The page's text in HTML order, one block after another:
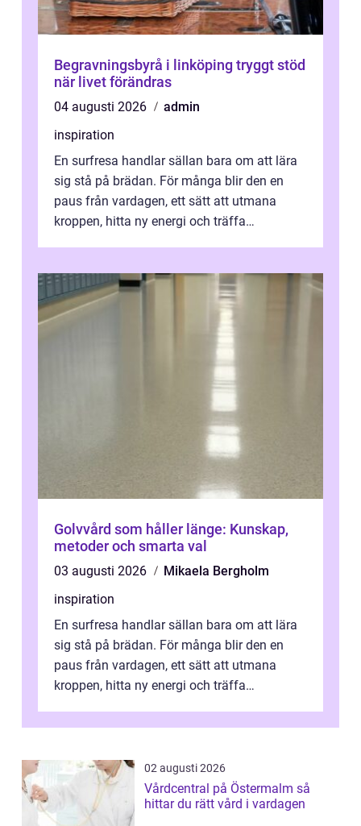
Begravningsbyrå i linköping tryggt stöd
när livet förändras
04 augusti 2026
admin
inspiration
En surfresa handlar sällan bara om att lära
sig stå på brädan. För många blir den en
paus från vardagen, ett sätt att utmana
kroppen, hitta ny energi och träffa
Golvvård som håller länge: Kunskap,
metoder och smarta val
03 augusti 2026
Mikaela Bergholm
inspiration
En surfresa handlar sällan bara om att lära
sig stå på brädan. För många blir den en
paus från vardagen, ett sätt att utmana
kroppen, hitta ny energi och träffa
på...
02 augusti 2026
Vårdcentral på Östermalm så
hittar du rätt vård i vardagen